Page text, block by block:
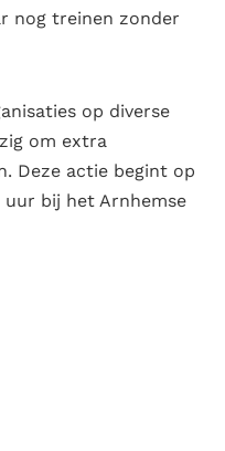
nog treinen zonder
op diverse
om extra
Deze actie begint op
uur bij het Arnhemse